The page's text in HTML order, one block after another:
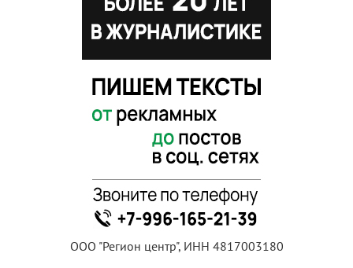
ООО "Регион центр", ИНН 4817003180